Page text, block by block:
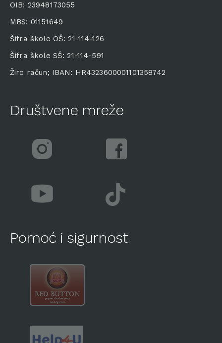
OIB: 23948173055
MBS: 01151649
Šifra škole OŠ: 21-114-126
Šifra škole SŠ: 21-114-591
Žiro račun; IBAN: HR4323600001101358742
Društvene mreže
Pomoć i sigurnost